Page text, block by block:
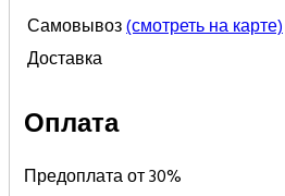
Самовывоз(смотреть на карте)
Доставка
Оплата
Предоплата от 30%